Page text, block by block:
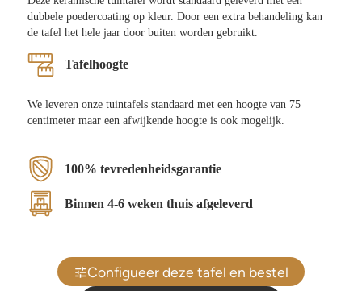
100% tevredenheidsgarantie
Binnen 4-6 weken thuis afgeleverd
dubbele poedercoating op kleur. Door een extra behandeling kan
de tafel het hele jaar door buiten worden gebruikt.
Tafelhoogte
We leveren onze tuintafels standaard met een hoogte van 75
centimeter maar een afwijkende hoogte is ook mogelijk.
Configueer deze tafel en bestel